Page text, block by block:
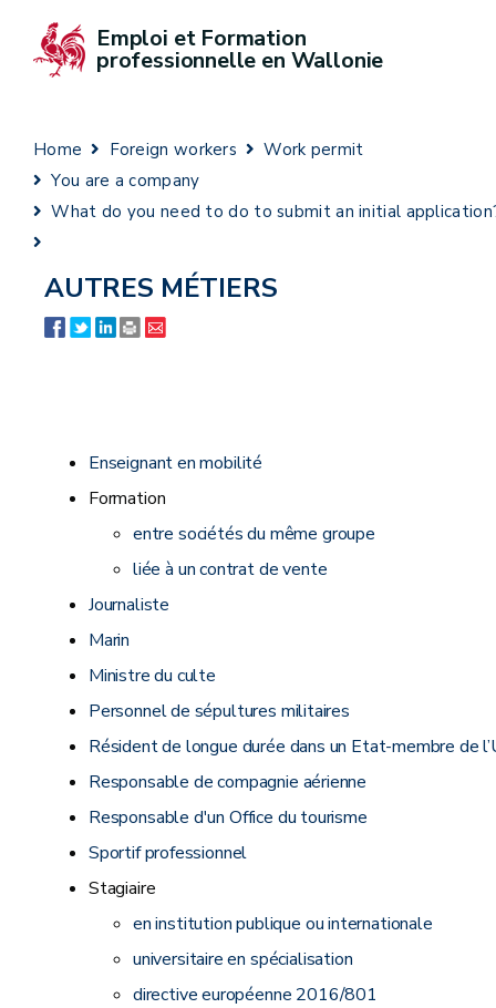
Emploi et Formation
professionnelle en Wallonie
Home Foreign workers
Work permit
You are a company
What do you need to do to submit an initial
AUTRES MÉTIERS
Enseignant en mobilité
Formation
entre sociétés du même groupe
liée à un contrat de vente
Journaliste
Marin
Ministre du culte
Personnel de sépultures militaires
Résident de longue durée dans un Etat-membre de
Responsable de compagnie aérienne
Responsable d'un Office du tourisme
Sportif professionnel
Stagiaire
en institution publique ou internationale
universitaire en spécialisation
directive européenne 2016/801